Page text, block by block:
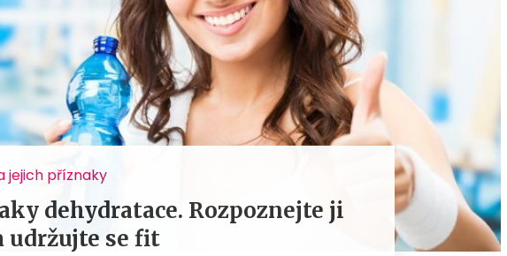
jejich příznaky
dehydratace. Rozpoznejte ji
udržujte se fit